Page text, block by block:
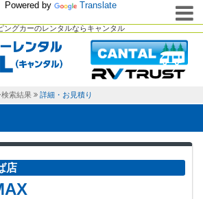
ングカーのレンタルならキャンタル
Powered by Translate
索結果 詳細・お見積り
店